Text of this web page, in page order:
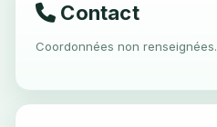
Contact
Coordonnées non renseignées.